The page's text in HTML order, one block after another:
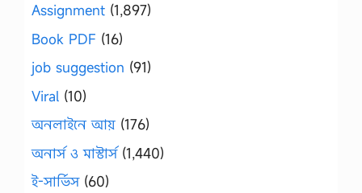
Assignment (1,897)
Book PDF (16)
job suggestion (91)
Viral (10)
অনলাইনে আয় (176)
অনার্স ও মাস্টার্স(1,440)
ই-সার্ভিস(60)